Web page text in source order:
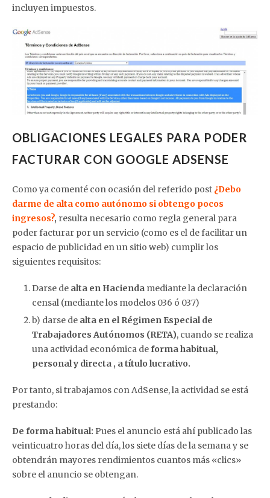
incluyen impuestos.
OBLIGACIONES LEGALES PARA PODER
FACTURAR CON GOOGLE ADSENSE
Como ya comenté con ocasión del referido post ¿Debo
darme de alta como autónomo si obtengo pocos
ingresos?, resulta necesario como regla general para
poder facturar por un servicio (como es el de facilitar un
espacio de publicidad en un sitio web) cumplir los
siguientes requisitos:
Darse de alta en Hacienda mediante la declaración
censal (mediante los modelos 036 ó 037)
b) darse de alta en el Régimen Especial de
Trabajadores Autónomos (RETA), cuando se realiza
una actividad económica de forma habitual,
personal y directa , a título lucrativo.
Por tanto, si trabajamos con AdSense, la actividad se está
prestando:
De forma habitual: Pues el anuncio está ahí publicado las
veinticuatro horas del día, los siete días de la semana y se
obtendrán mayores rendimientos cuantos más «clics»
sobre el anuncio se obtengan.